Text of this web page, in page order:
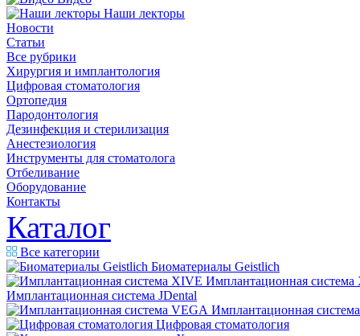
Наши лекторы
Новости
Статьи
Все рубрики
Хирургия и имплантология
Цифровая стоматология
Ортопедия
Пародонтология
Дезинфекция и стерилизация
Анестезиология
Инструменты для стоматолога
Отбеливание
Оборудование
Контакты
Каталог
Все категории
Биоматериалы Geistlich
Имплантационная
Имплантационная система JDental
Имплантационная
Цифровая стоматология